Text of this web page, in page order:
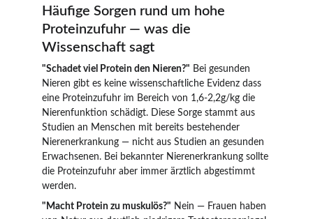
Häufige Sorgen rund um hohe
Proteinzufuhr — was die
Wissenschaft sagt
"Schadet viel Protein den Nieren?" Bei gesunden
Nieren gibt es keine wissenschaftliche Evidenz dass
eine Proteinzufuhr im Bereich von 1,6-2,2g/kg die
Nierenfunktion schädigt. Diese Sorge stammt aus
Studien an Menschen mit bereits bestehender
Nierenerkrankung — nicht aus Studien an gesunden
Erwachsenen. Bei bekannter Nierenerkrankung sollte
die Proteinzufuhr aber immer ärztlich abgestimmt
werden.
"Macht Protein zu muskulös?" Nein — Frauen haben